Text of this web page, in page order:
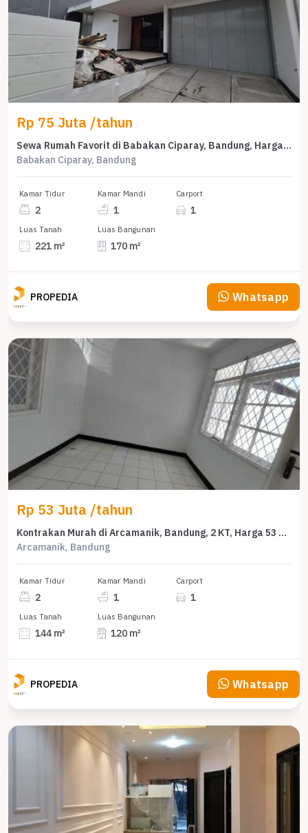
Rp 75 Juta /tahun
Sewa Rumah Favorit di Babakan Ciparay, Bandung, Harga Terjangkau
Babakan Ciparay, Bandung
Kamar Tidur
2
Kamar Mandi
1
Carport
1
Luas Tanah
221 m²
Luas Bangunan
170 m²
PROPEDIA Whatsapp
Rp 53 Juta /tahun
Kontrakan Murah di Arcamanik, Bandung, 2 KT, Harga 53 Juta /tahun
Arcamanik, Bandung
Kamar Tidur
2
Kamar Mandi
1
Carport
1
Luas Tanah
144 m²
Luas Bangunan
120 m²
PROPEDIA Whatsapp